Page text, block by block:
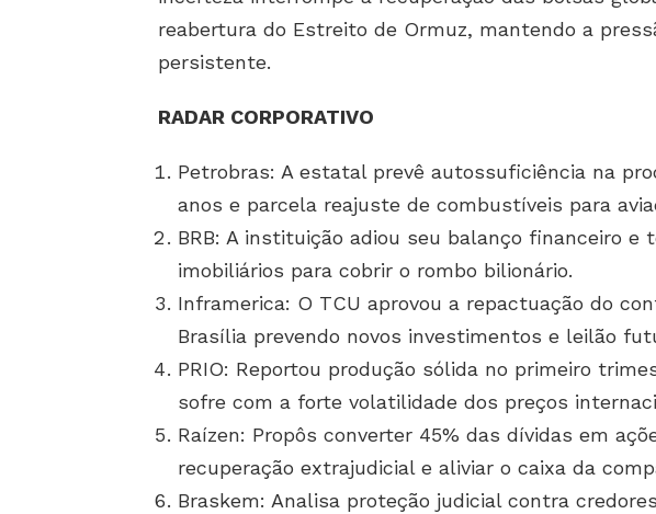
reabertura do Estreito de Ormuz, mantendo a
persistente.
RADAR CORPORATIVO
Petrobras: A estatal prevê autossuficiência na
anos e parcela reajuste de combustíveis para
BRB: A instituição adiou seu balanço financeiro e
imobiliários para cobrir o rombo bilionário.
Inframerica: O TCU aprovou a repactuação do
Brasília prevendo novos investimentos e leilão
PRIO: Reportou produção sólida no primeiro
sofre com a forte volatilidade dos preços
Raízen: Propôs converter 45% das dívidas em
recuperação extrajudicial e aliviar o caixa da
Braskem: Analisa proteção judicial contra